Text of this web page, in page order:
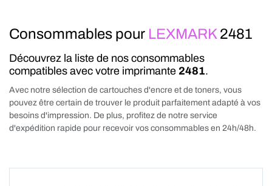
Consommables pour LEXMARK2481
Découvrez la liste de nos consommables
compatibles avec votre imprimante 2481.
Avec notre sélection de cartouches d'encre et de toners, vous
pouvez être certain de trouver le produit parfaitement adapté à vos
besoins d'impression. De plus, profitez de notre service
d'expédition rapide pour recevoir vos consommables en 24h/48h.